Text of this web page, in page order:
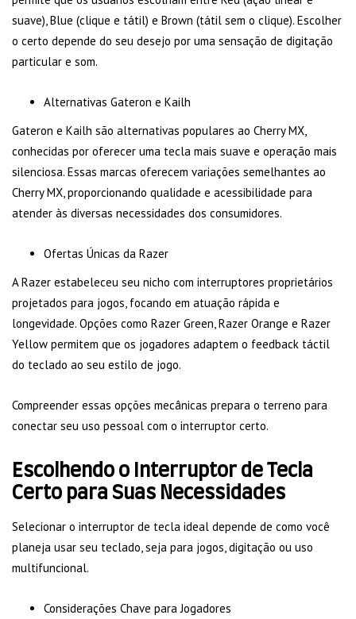
suave), Blue (clique e tátil) e Brown (tátil sem o clique). Escolher
o certo depende do seu desejo por uma sensação de digitação
particular e som.
Alternativas Gateron e Kailh
Gateron e Kailh são alternativas populares ao Cherry MX,
conhecidas por oferecer uma tecla mais suave e operação mais
silenciosa. Essas marcas oferecem variações semelhantes ao
Cherry MX, proporcionando qualidade e acessibilidade para
atender às diversas necessidades dos consumidores.
Ofertas Únicas da Razer
A Razer estabeleceu seu nicho com interruptores proprietários
projetados para jogos, focando em atuação rápida e
longevidade. Opções como Razer Green, Razer Orange e Razer
Yellow permitem que os jogadores adaptem o feedback táctil
do teclado ao seu estilo de jogo.
Compreender essas opções mecânicas prepara o terreno para
conectar seu uso pessoal com o interruptor certo.
Escolhendo o Interruptor de Tecla
Certo para Suas Necessidades
Selecionar o interruptor de tecla ideal depende de como você
planeja usar seu teclado, seja para jogos, digitação ou uso
multifuncional.
Considerações Chave para Jogadores